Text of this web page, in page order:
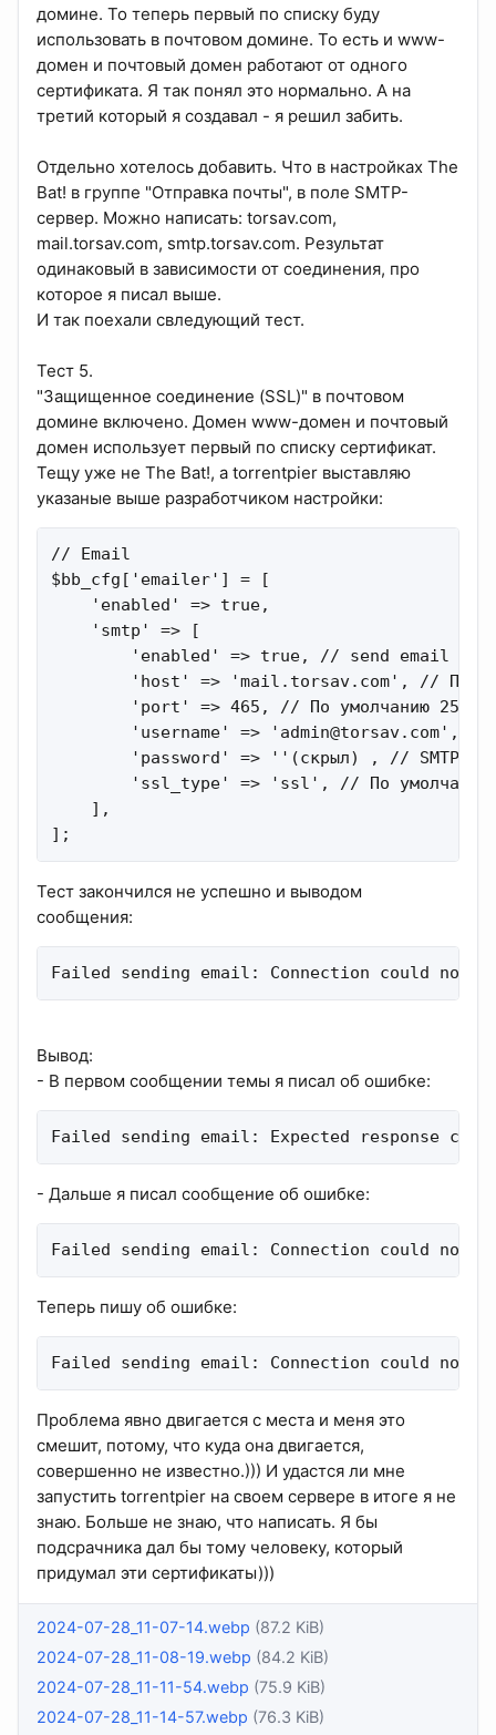
домине. То теперь первый по списку буду
использовать в почтовом домине. То есть и www-
домен и почтовый домен работают от одного
сертификата. Я так понял это нормально. А на
третий который я создавал - я решил забить.
Отдельно хотелось добавить. Что в настройках The
Bat! в группе "Отправка почты", в поле SMTP-
сервер. Можно написать: torsav.com,
mail.torsav.com, smtp.torsav.com. Результат
одинаковый в зависимости от соединения, про
которое я писал выше.
И так поехали свледующий тест.
Тест 5.
"Защищенное соединение (SSL)" в почтовом
домине включено. Домен www-домен и почтовый
домен использует первый по списку сертификат.
Тещу уже не The Bat!, а torrentpier выставляю
указаные выше разработчиком настройки:
// Email
$bb_cfg['emailer'] = [
    'enabled' => true,
    'smtp' => [
'enabled' => true, // send email
'host' => 'mail.torsav.com', // По
'port' => 465, // По умолчанию 25,
        'username' => '
admin@torsav.com', //
'password' => ''(скрыл) , // SMTP
'ssl_type' => 'ssl', // По
    ],
];
Тест закончился не успешно и выводом
сообщения:
Failed sending email: Connection could not
Вывод:
- В первом сообщении темы я писал об ошибке:
Failed sending email: Expected response
- Дальше я писал сообщение об ошибке:
Failed sending email: Connection could not
Теперь пишу об ошибке:
Failed sending email: Connection could not
Проблема явно двигается с места и меня это
смешит, потому, что куда она двигается,
совершенно не известно.))) И удастся ли мне
запустить torrentpier на своем сервере в итоге я не
знаю. Больше не знаю, что написать. Я бы
подсрачника дал бы тому человеку, который
придумал эти сертификаты)))
2024-07-28_11-07-14.webp (87.2 KiB)
2024-07-28_11-08-19.webp (84.2 KiB)
2024-07-28_11-11-54.webp (75.9 KiB)
2024-07-28_11-14-57.webp (76.3 KiB)